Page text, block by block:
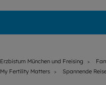
Erzbistum München und Freising
My Fertility Matters
Spannende